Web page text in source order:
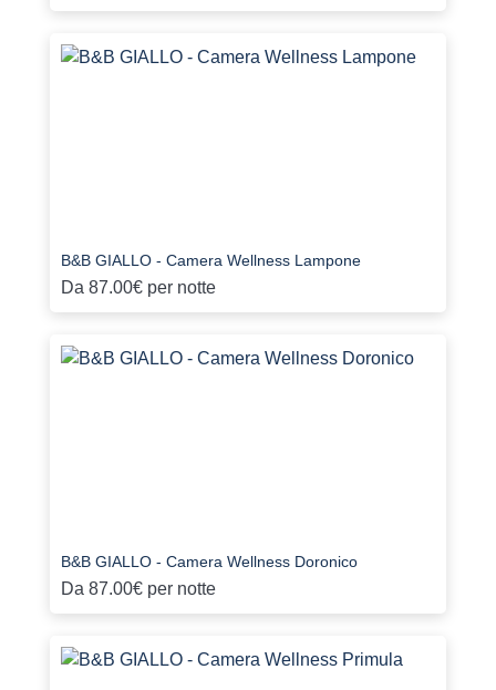
B&B GIALLO - Camera Wellness Lampone
Da 87.00€ per notte
B&B GIALLO - Camera Wellness Doronico
Da 87.00€ per notte